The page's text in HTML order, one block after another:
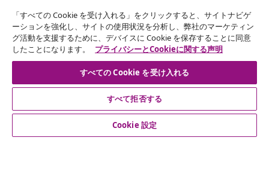
ニュースレターに登録する
70万人以上のユーザーと一緒に、vidaXLから毎週のお得
な情報や季節限定セール、新着情報を受け取りましょう。
公式SNSアカウント
「すべての Cookie を受け入れる」をクリックすると、サイトナビゲ
ーションを強化し、サイトの使用状況を分析し、弊社のマーケティン
グ活動を支援するために、デバイスに Cookie を保存することに同意
したことになります。
プライバシーとCookieに関する声明
すべての Cookie を受け入れる
すべて拒否する
Cookie 設定